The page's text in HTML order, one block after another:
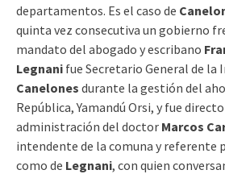
departamentos. Es el caso de
quinta vez consecutiva un gobierno
mandato del abogado y escribano
Legnani fue Secretario General de la
Canelones durante la gestión del
República, Yamandú Orsi, y fue
administración del doctor Marcos
intendente de la comuna y referente
como de Legnani, con quien